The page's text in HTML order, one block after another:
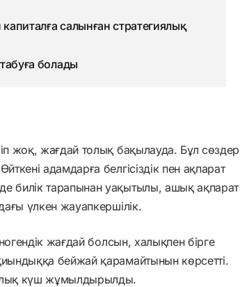
салынған стратегиялық
болады
жоқ, жағдай толық бақылауда. Бұл сөздер
адамдарға белгісіздік пен ақпарат
билік тарапынан уақытылы, ашық ақпарат
үлкен жауапкершілік.
жағдай болсын, халықпен бірге
бейжай қарамайтынын көрсетті.
күш жұмылдырылды.